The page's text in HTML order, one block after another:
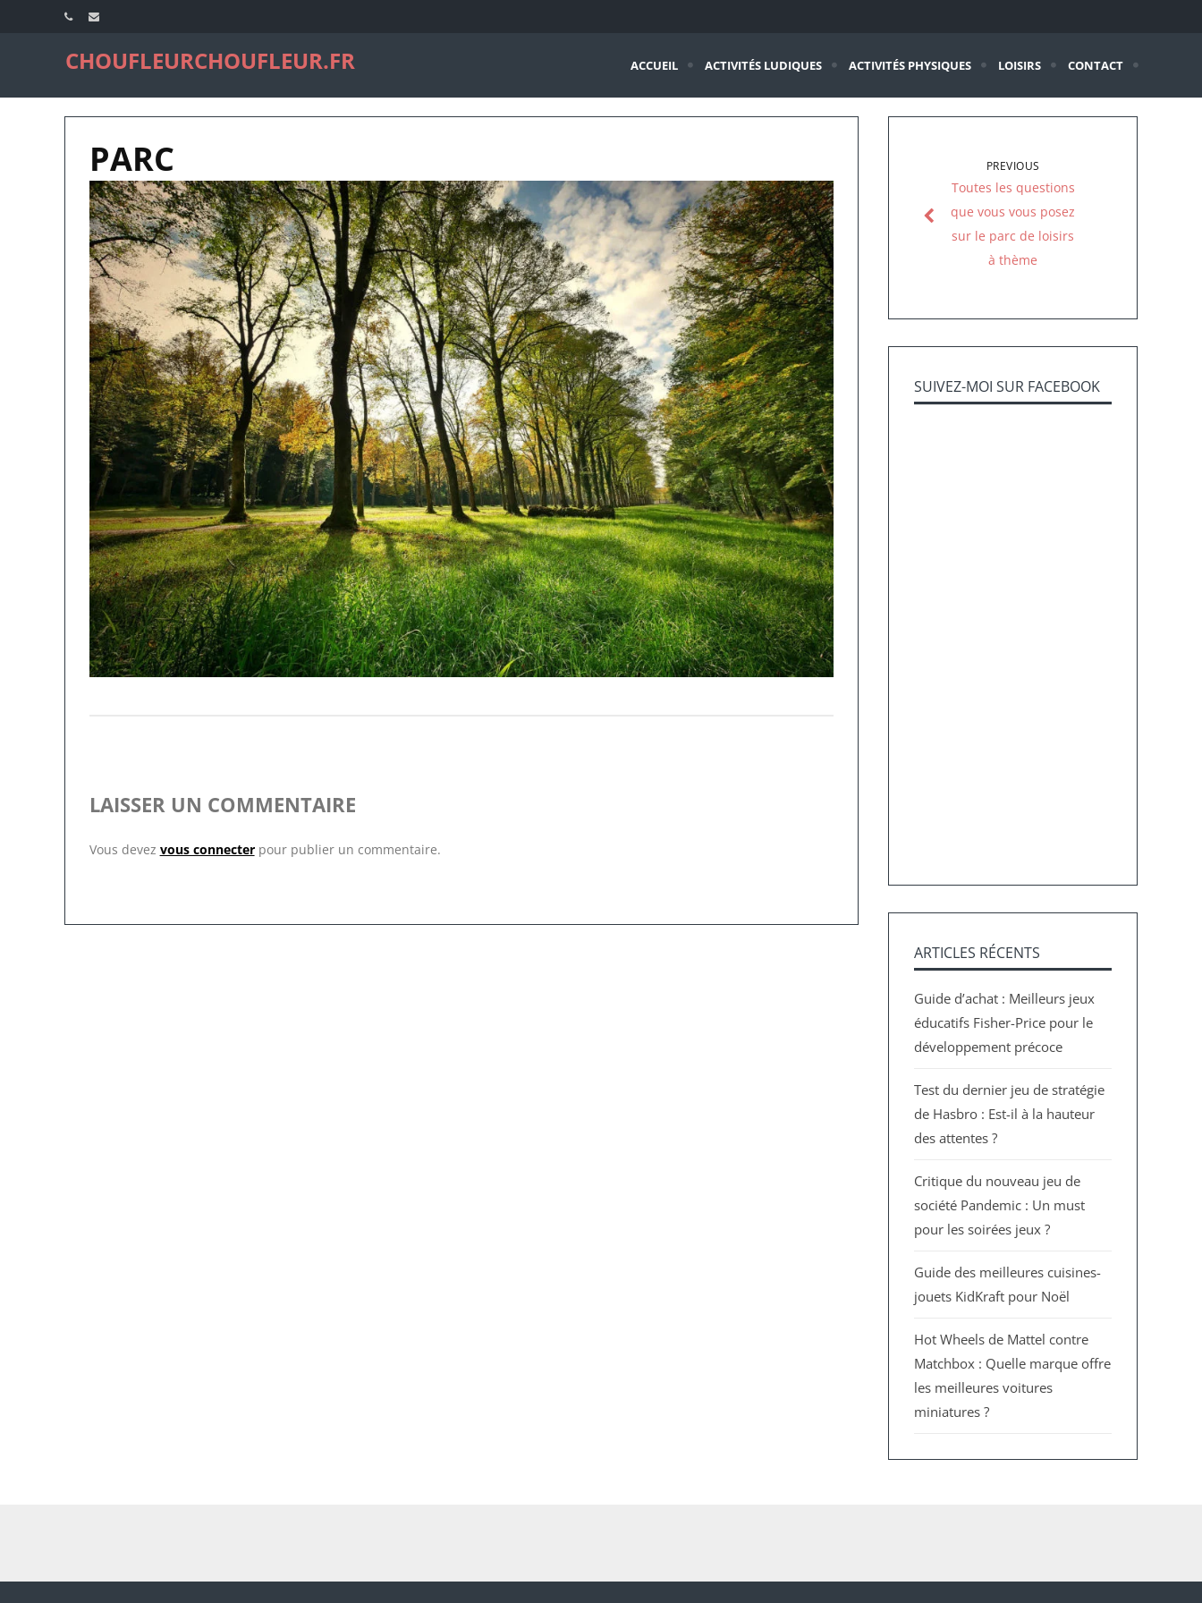
CHOUFLEURCHOUFLEUR.FR ACCUEIL ACTIVITÉS LUDIQUES ACTIVITÉS PHYSIQUES LOISIRS CONTACT
PARC
LAISSER UN COMMENTAIRE
Vous devez vous connecterpour publier un commentaire.
PREVIOUS
Toutes les questions
que vous vous posez
sur le parc de loisirs
à thème
SUIVEZ-MOI SUR FACEBOOK
ARTICLES RÉCENTS
Guide d’achat : Meilleurs jeux
éducatifs Fisher-Price pour le
développement précoce
Test du dernier jeu de stratégie
de Hasbro : Est-il à la hauteur
des attentes ?
Critique du nouveau jeu de
société Pandemic : Un must
pour les soirées jeux ?
Guide des meilleures cuisines-
jouets KidKraft pour Noël
Hot Wheels de Mattel contre
Matchbox : Quelle marque offre
les meilleures voitures
miniatures ?